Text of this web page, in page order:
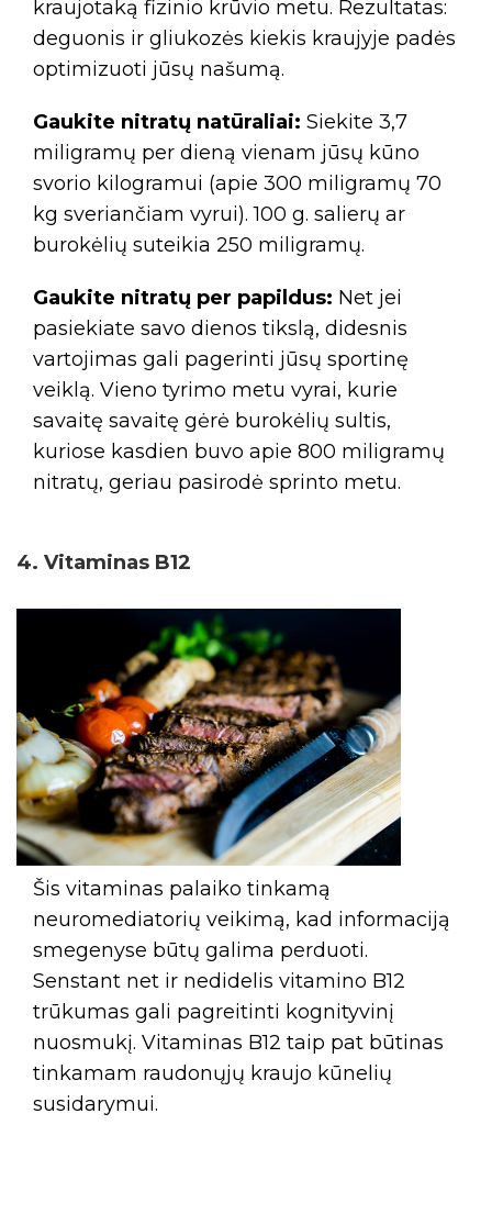
kraujotaką fizinio krūvio metu. Rezultatas:
deguonis ir gliukozės kiekis kraujyje padės
optimizuoti jūsų našumą.
Gaukite nitratų natūraliai: Siekite 3,7
miligramų per dieną vienam jūsų kūno
svorio kilogramui (apie 300 miligramų 70
kg sveriančiam vyrui). 100 g. salierų ar
burokėlių suteikia 250 miligramų.
Gaukite nitratų per papildus: Net jei
pasiekiate savo dienos tikslą, didesnis
vartojimas gali pagerinti jūsų sportinę
veiklą. Vieno tyrimo metu vyrai, kurie
savaitę savaitę gėrė burokėlių sultis,
kuriose kasdien buvo apie 800 miligramų
nitratų, geriau pasirodė sprinto metu.
4. Vitaminas B12
Šis vitaminas palaiko tinkamą
neuromediatorių veikimą, kad informaciją
smegenyse būtų galima perduoti.
Senstant net ir nedidelis vitamino B12
trūkumas gali pagreitinti kognityvinį
nuosmukį. Vitaminas B12 taip pat būtinas
tinkamam raudonųjų kraujo kūnelių
susidarymui.